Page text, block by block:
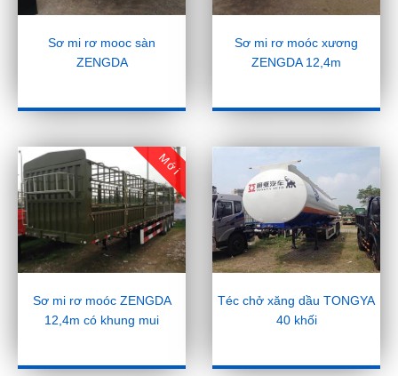
Sơ mi rơ mooc sàn
ZENGDA
Sơ mi rơ moóc xương
ZENGDA 12,4m
Mới
Sơ mi rơ moóc ZENGDA
12,4m có khung mui
Téc chở xăng dầu TONGYA
40 khối